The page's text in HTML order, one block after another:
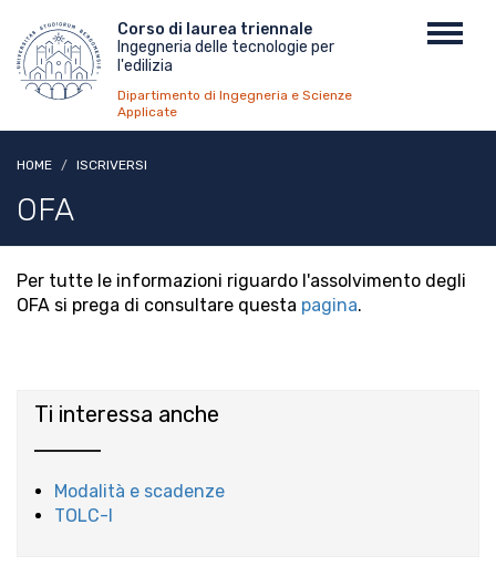
contenuto
principale
Menu
top
Corso di laurea triennale
Ingegneria delle tecnologie per
l'edilizia
Dipartimento di Ingegneria e Scienze
Applicate
HOME ISCRIVERSI
OFA
Per tutte le informazioni riguardo l'assolvimento degli
OFA si prega di consultare questa pagina.
Ti interessa anche
Modalità e scadenze
TOLC-I